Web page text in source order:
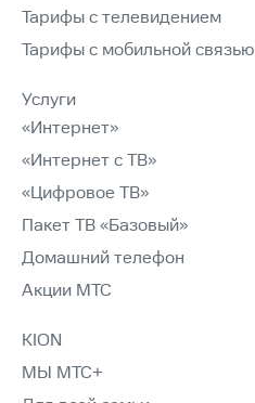
Тарифы с телевидением
Тарифы с мобильной связью
Услуги
«Интернет»
«Интернет с ТВ»
«Цифровое ТВ»
Пакет ТВ «Базовый»
Домашний телефон
Акции МТС
KION
МЫ МТС+